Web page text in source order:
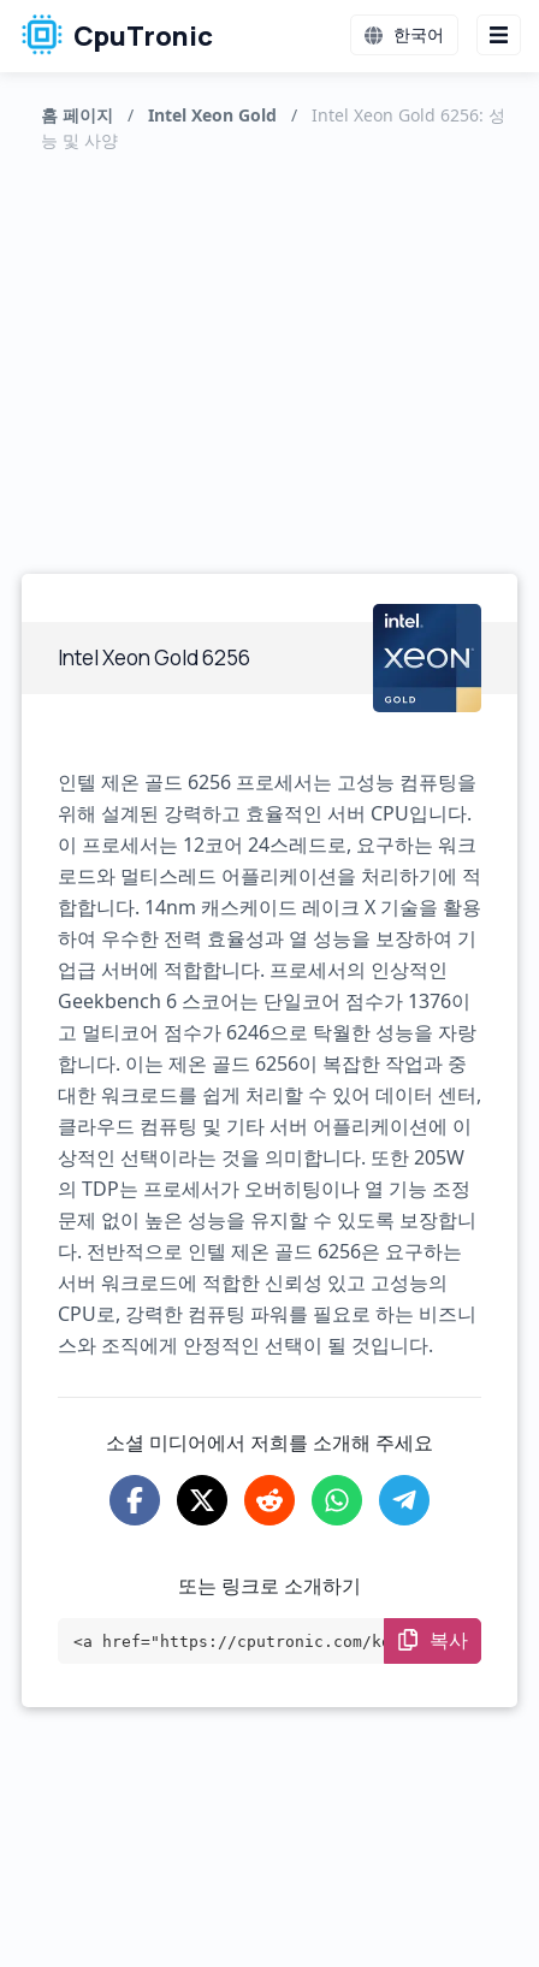
CpuTronic 한국어
홈 페이지 / Intel Xeon Gold /
Intel Xeon Gold 6256: 성
능 및 사양
Intel Xeon Gold 6256
인텔 제온 골드 6256 프로세서는 고성능 컴퓨팅을
위해 설계된 강력하고 효율적인 서버 CPU입니다.
이 프로세서는 12코어 24스레드로, 요구하는 워크
로드와 멀티스레드 어플리케이션을 처리하기에 적
합합니다. 14nm 캐스케이드 레이크 X 기술을 활용
하여 우수한 전력 효율성과 열 성능을 보장하여 기
업급 서버에 적합합니다. 프로세서의 인상적인
Geekbench 6 스코어는 단일코어 점수가 1376이
고 멀티코어 점수가 6246으로 탁월한 성능을 자랑
합니다. 이는 제온 골드 6256이 복잡한 작업과 중
대한 워크로드를 쉽게 처리할 수 있어 데이터 센터,
클라우드 컴퓨팅 및 기타 서버 어플리케이션에 이
상적인 선택이라는 것을 의미합니다. 또한 205W
의 TDP는 프로세서가 오버히팅이나 열 기능 조정
문제 없이 높은 성능을 유지할 수 있도록 보장합니
다. 전반적으로 인텔 제온 골드 6256은 요구하는
서버 워크로드에 적합한 신뢰성 있고 고성능의
CPU로, 강력한 컴퓨팅 파워를 필요로 하는 비즈니
스와 조직에게 안정적인 선택이 될 것입니다.
소셜 미디어에서 저희를 소개해 주세요
또는 링크로 소개하기
<a href="https://cputronic.com/ko/cpu/in
복사